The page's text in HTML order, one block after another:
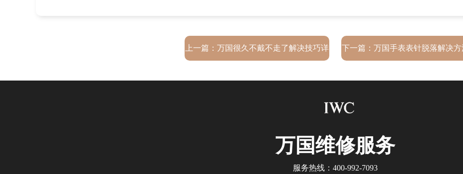
上一篇： 万国很久不戴不走了解决技巧详 下一篇：万国手表表针脱落解决
万国维修服务
服务热线： 400-992-7093